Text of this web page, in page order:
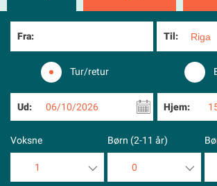
Fra: Til:
Tur/retur
Ud: 06/10/2026 Hjem:
Voksne
1
Børn (2-11 år)
0